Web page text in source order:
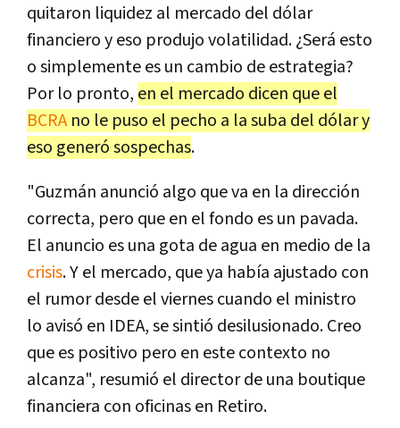
quitaron liquidez al mercado del dólar
financiero y eso produjo volatilidad. ¿Será esto
o simplemente es un cambio de estrategia?
Por lo pronto, en el mercado dicen que el
BCRAno le puso el pecho a la suba del dólar y
eso generó sospechas.
"Guzmán anunció algo que va en la dirección
correcta, pero que en el fondo es un pavada.
El anuncio es una gota de agua en medio de la
crisis. Y el mercado, que ya había ajustado con
el rumor desde el viernes cuando el ministro
lo avisó en IDEA, se sintió desilusionado. Creo
que es positivo pero en este contexto no
alcanza", resumió el director de una boutique
financiera con oficinas en Retiro.